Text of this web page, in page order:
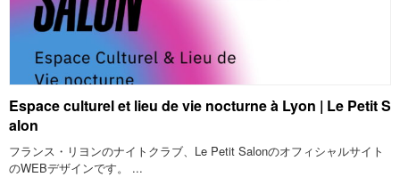
Espace culturel et lieu de vie nocturne à Lyon | Le Petit S
alon
フランス・リヨンのナイトクラブ、Le Petit Salonのオフィシャルサイト
のWEBデザインです。 ...